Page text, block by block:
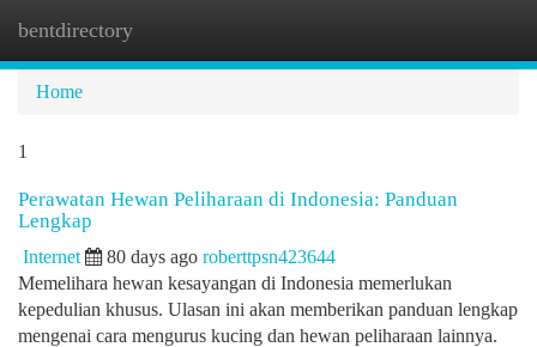
bentdirectory
Home
1
Perawatan Hewan Peliharaan di Indonesia: Panduan
Lengkap
Internet 80 days ago roberttpsn423644
Memelihara hewan kesayangan di Indonesia memerlukan
kepedulian khusus. Ulasan ini akan memberikan panduan lengkap
mengenai cara mengurus kucing dan hewan peliharaan lainnya.